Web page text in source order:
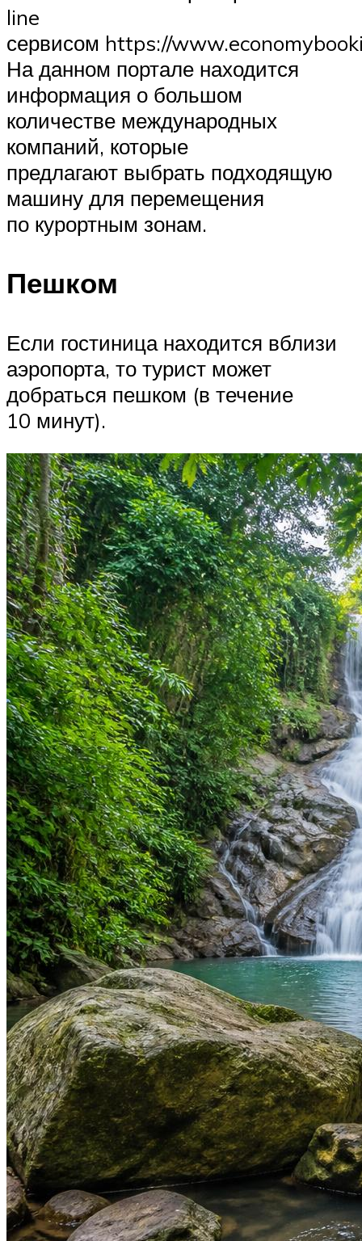
line
сервисом https://
На данном портале находится
информация о большом
количестве международных
компаний, которые
предлагают выбрать подходящую
машину для перемещения
по курортным зонам.
Пешком
Если гостиница находится вблизи
аэропорта, то турист может
добраться пешком (в течение
10 минут).